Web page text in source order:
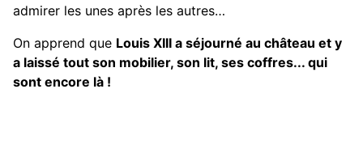
admirer les unes après les autres…
On apprend que Louis XIII a séjourné au château et y
a laissé tout son mobilier, son lit, ses coffres... qui
sont encore là !